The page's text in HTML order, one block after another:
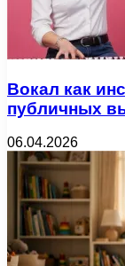
Вокал как
публичных
06.04.2026